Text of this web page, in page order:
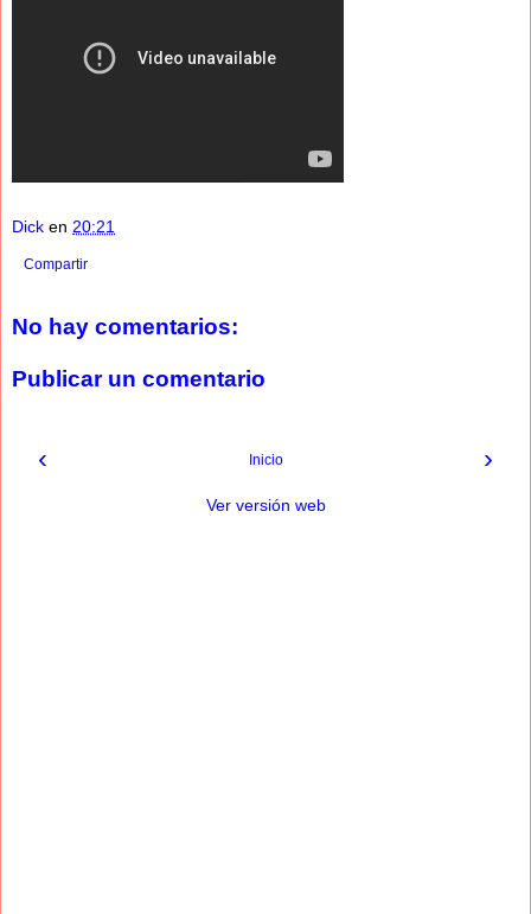
Dick en 20:21
Compartir
No hay comentarios:
Publicar un comentario
‹ ›
Inicio
Ver versión web